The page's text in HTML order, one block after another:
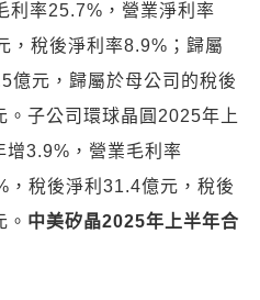
利率25.7%，營業淨利率
，稅後淨利率8.9%；歸屬
億元，歸屬於母公司的稅後
子公司環球晶圓2025年上
增3.9%，營業毛利率
，稅後淨利31.4億元，稅後
中美矽晶2025年上半年合